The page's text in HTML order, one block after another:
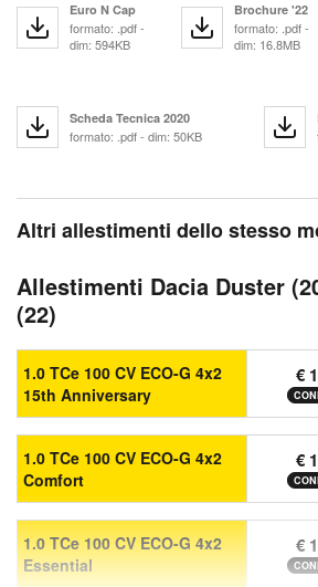
Euro N Cap
formato: .pdf -
dim: 594KB
Brochure '22
formato: .pdf -
dim: 16.8MB
Scheda Tecnica 2020
formato: .pdf - dim: 50KB
Altri allestimenti dello stesso
Allestimenti Dacia Duster
(22)
1.0 TCe 100 CV ECO-G 4x2
15th Anniversary
€
1.0 TCe 100 CV ECO-G 4x2
Comfort
€
1.0 TCe 100 CV ECO-G 4x2
Essential
€